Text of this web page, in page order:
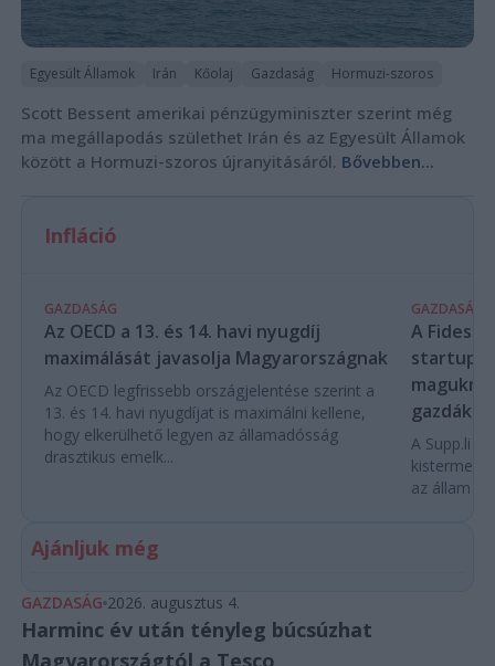
Egyesült Államok Irán Kőolaj Gazdaság Hormuzi-szoros
Scott Bessent amerikai pénzügyminiszter szerint még
ma megállapodás születhet Irán és az Egyesült Államok
között a Hormuzi-szoros újranyitásáról. Bővebben...
Infláció
GAZDASÁG
Az OECD a 13. és 14. havi nyugdíj
maximálását javasolja Magyarországnak
Az OECD legfrissebb országjelentése szerint a
13. és 14. havi nyugdíjat is maximálni kellene,
hogy elkerülhető legyen az államadósság
drasztikus emelk...
GAZDASÁG
A
magukra
gazdákat
A Supp.li
az állam
Ajánljuk még
GAZDASÁG 2026. augusztus 4.
Harminc év után tényleg búcsúzhat
Magyarországtól a Tesco